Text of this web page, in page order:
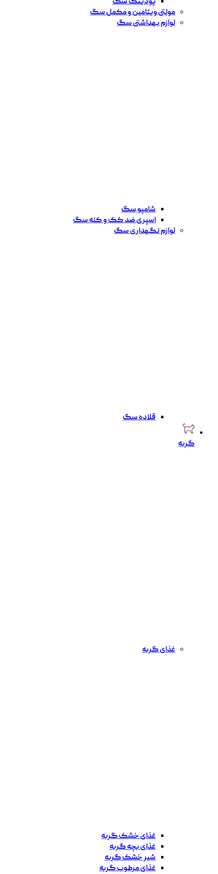
مولتی ویتامین و مکمل سگ
لوازم بهداشتی سگ
شامپو سگ
اسپری ضد کک و کنه سگ
لوازم نگهداری سگ
قلاده سگ
گربه
غذای گربه
غذای خشک گربه
غذای بچه گربه
شیر خشک گربه
غذای مرطوب گربه